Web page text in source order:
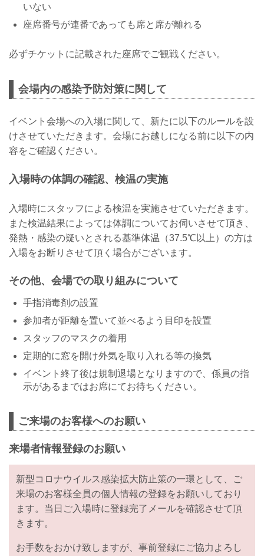
いない
座席番号が連番であっても席と席が離れる
必ずチケットに記載された座席でご観戦ください。
会場内の感染予防対策に関して
イベント会場への入場に関して、新たに以下のルールを設
けさせていただきます。会場にお越しになる前に以下の内
容をご確認ください。
入場時の体調の確認、検温の実施
入場時にスタッフによる検温を実施させていただきます。
また検温結果によっては体調についてお伺いさせて頂き、
発熱・感染の疑いとされる基準体温（37.5℃以上）の方は
入場をお断りさせて頂く場合がございます。
その他、会場での取り組みについて
手指消毒剤の設置
参加者が距離を置いて並べるよう目印を設置
スタッフのマスクの着用
定期的に窓を開け外気を取り入れる等の換気
イベント終了後は規制退場となりますので、係員の指
示があるまではお席にてお待ちください。
ご来場のお客様へのお願い
来場者情報登録のお願い
新型コロナウイルス感染拡大防止策の一環として、ご
来場のお客様全員の個人情報の登録をお願いしており
ます。当日ご入場時に登録完了メールを確認させて頂
きます。
お手数をおかけ致しますが、事前登録にご協力よろし